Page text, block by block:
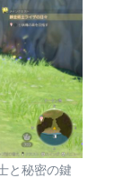
と秘密の鍵